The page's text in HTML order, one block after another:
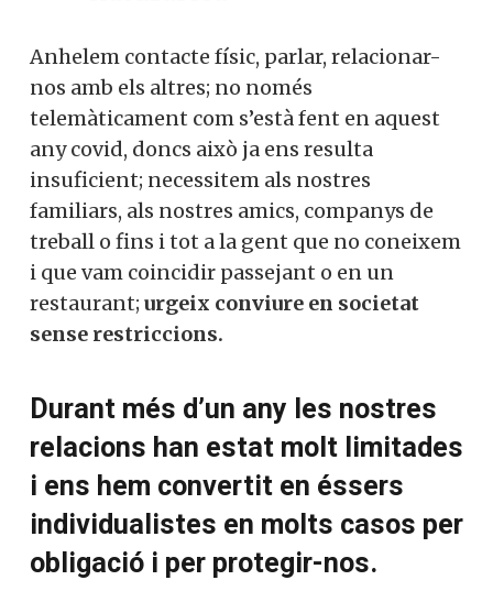
Anhelem contacte físic, parlar, relacionar-
nos amb els altres; no només
telemàticament com s’està fent en aquest
any covid, doncs això ja ens resulta
insuficient; necessitem als nostres
familiars, als nostres amics, companys de
treball o fins i tot a la gent que no coneixem
i que vam coincidir passejant o en un
restaurant; urgeix conviure en societat
sense restriccions.
Durant més d’un any les nostres
relacions han estat molt limitades
i ens hem convertit en éssers
individualistes en molts casos per
obligació i per protegir-nos.